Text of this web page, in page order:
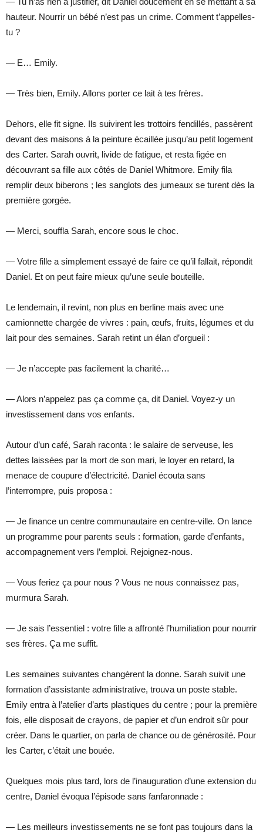
hauteur. Nourrir un bébé n’est pas un crime. Comment t’appelles-
tu ?
— E… Emily.
— Très bien, Emily. Allons porter ce lait à tes frères.
Dehors, elle fit signe. Ils suivirent les trottoirs fendillés, passèrent
devant des maisons à la peinture écaillée jusqu’au petit logement
des Carter. Sarah ouvrit, livide de fatigue, et resta figée en
découvrant sa fille aux côtés de Daniel Whitmore. Emily fila
remplir deux biberons ; les sanglots des jumeaux se turent dès la
première gorgée.
— Merci, souffla Sarah, encore sous le choc.
— Votre fille a simplement essayé de faire ce qu’il fallait, répondit
Daniel. Et on peut faire mieux qu’une seule bouteille.
Le lendemain, il revint, non plus en berline mais avec une
camionnette chargée de vivres : pain, œufs, fruits, légumes et du
lait pour des semaines. Sarah retint un élan d’orgueil :
— Je n’accepte pas facilement la charité…
— Alors n’appelez pas ça comme ça, dit Daniel. Voyez-y un
investissement dans vos enfants.
Autour d’un café, Sarah raconta : le salaire de serveuse, les
dettes laissées par la mort de son mari, le loyer en retard, la
menace de coupure d’électricité. Daniel écouta sans
l’interrompre, puis proposa :
— Je finance un centre communautaire en centre-ville. On lance
un programme pour parents seuls : formation, garde d’enfants,
accompagnement vers l’emploi. Rejoignez-nous.
— Vous feriez ça pour nous ? Vous ne nous connaissez pas,
murmura Sarah.
— Je sais l’essentiel : votre fille a affronté l’humiliation pour nourrir
ses frères. Ça me suffit.
Les semaines suivantes changèrent la donne. Sarah suivit une
formation d’assistante administrative, trouva un poste stable.
Emily entra à l’atelier d’arts plastiques du centre ; pour la première
fois, elle disposait de crayons, de papier et d’un endroit sûr pour
créer. Dans le quartier, on parla de chance ou de générosité. Pour
les Carter, c’était une bouée.
Quelques mois plus tard, lors de l’inauguration d’une extension du
centre, Daniel évoqua l’épisode sans fanfaronnade :
— Les meilleurs investissements ne se font pas toujours dans la